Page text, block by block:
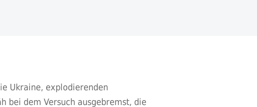
Ukraine, explodierenden
bei dem Versuch ausgebremst, die